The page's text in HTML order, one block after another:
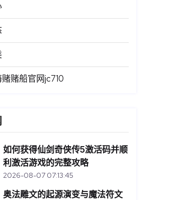
赌船官网jc710
如何获得仙剑奇侠传5激活码并顺
利激活游戏的完整攻略
2026-08-07 07:13:45
奥法雕文的起源演变与魔法符文